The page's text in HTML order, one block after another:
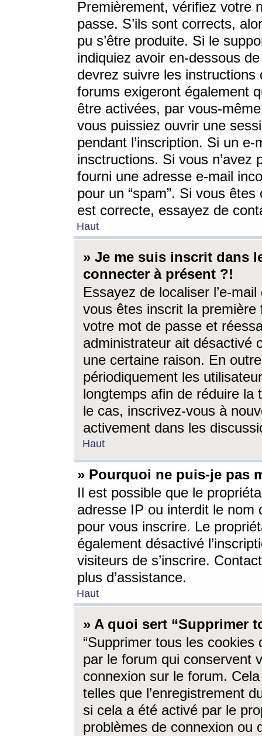
Premièrement, vérifiez votre
passe. S’ils sont corrects,
pu s’être produite. Si le
indiquiez avoir en-dessous
devrez suivre les
forums exigeront également
être activées, par vous-
vous puissiez ouvrir une
pendant l’inscription. Si un
insctructions. Si vous n’avez
fourni une adresse e-mail
pour un “spam”. Si vous
est correcte, essayez de
Haut
» Je me suis inscrit dans
connecter à présent ?!
Essayez de localiser l’e-
vous êtes inscrit la première
votre mot de passe et
administrateur ait désactivé
une certaine raison. En
périodiquement les
longtemps afin de réduire la
le cas, inscrivez-vous à
activement dans les
Haut
» Pourquoi ne puis-je pas
Il est possible que le
adresse IP ou interdit le nom
pour vous inscrire. Le
également désactivé
visiteurs de s’inscrire.
plus d’assistance.
Haut
» A quoi sert “Supprimer
“Supprimer tous les cookies
par le forum qui conservent
connexion sur le forum.
telles que l’enregistrement
si cela a été activé par le
problèmes de connexion ou